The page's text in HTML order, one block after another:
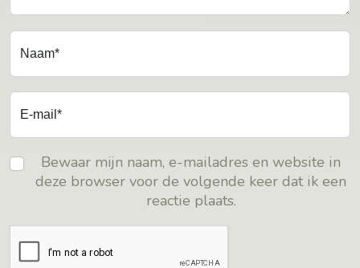
Naam*
E-mail*
Bewaar mijn naam, e-mailadres en website in
deze browser voor de volgende keer dat ik een
reactie plaats.